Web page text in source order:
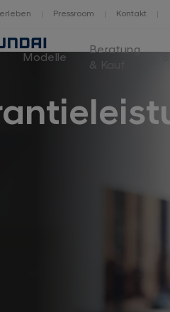
Pressroom Kontakt
Logo
Hyundai
Switzerland
Modelle
Beratung
& Kauf